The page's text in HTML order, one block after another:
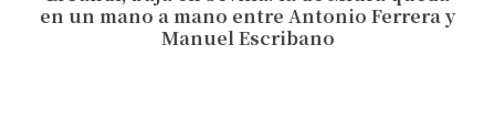
en un mano a mano entre Antonio Ferrera y
Manuel Escribano